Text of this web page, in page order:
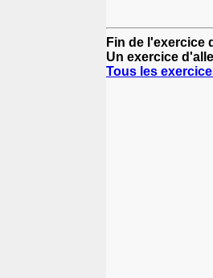
Fin de l'exercice
Un exercice
Tous les